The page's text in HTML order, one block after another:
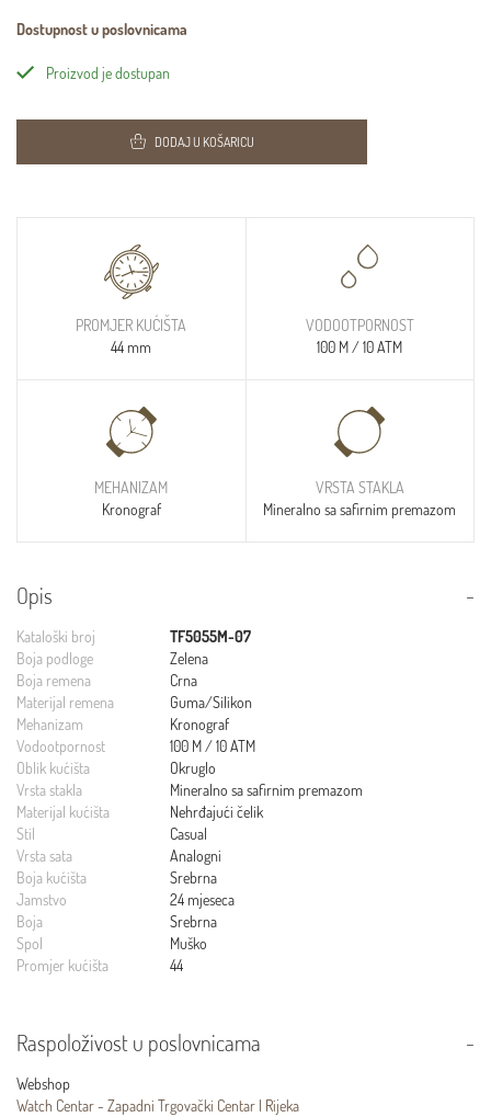
Dostupnost u poslovnicama
Proizvod je dostupan
DODAJ U KOŠARICU
PROMJER KUĆIŠTA
44 mm
VODOOTPORNOST
100 M / 10 ATM
MEHANIZAM
Kronograf
VRSTA STAKLA
Mineralno sa safirnim premazom
Opis
Kataloški broj
TF5055M-07
Boja podloge
Zelena
Boja remena
Crna
Materijal remena
Guma/Silikon
Mehanizam
Kronograf
Vodootpornost
100 M / 10 ATM
Oblik kućišta
Okruglo
Vrsta stakla
Mineralno sa safirnim premazom
Materijal kućišta
Nehrđajući čelik
Stil
Casual
Vrsta sata
Analogni
Boja kućišta
Srebrna
Jamstvo
24 mjeseca
Boja
Srebrna
Spol
Muško
Promjer kućišta
44
Raspoloživost u poslovnicama
Webshop
Watch Centar - Zapadni Trgovački Centar | Rijeka